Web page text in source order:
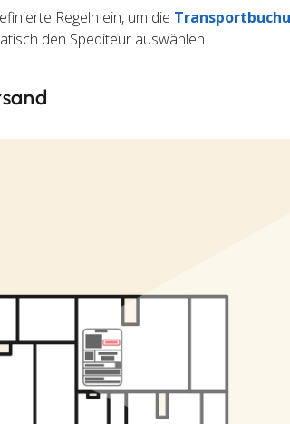
Regeln ein, um die
den Spediteur auswählen